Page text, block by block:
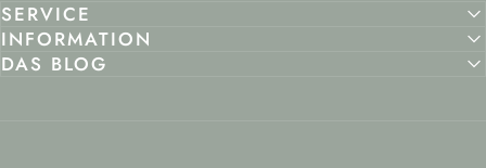
SERVICE
INFORMATION
DAS BLOG